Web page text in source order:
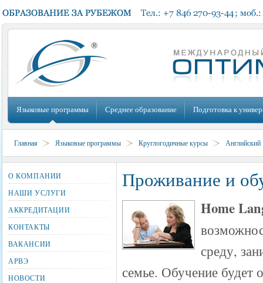
Языковые программы Среднее образование Подготовка к
Главная Языковые программы Круглогодичные курсы Английский
Проживание и
Home
среду,
семье. Обучение будет
О КОМПАНИИ
НАШИ УСЛУГИ
АККРЕДИТАЦИИ
КОНТАКТЫ
ВАКАНСИИ
АРВЭ
НОВОСТИ